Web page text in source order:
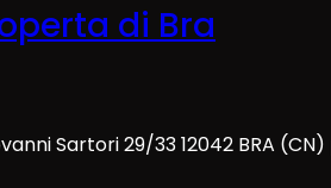
di Bra
Sartori 29/33 12042 BRA (CN)